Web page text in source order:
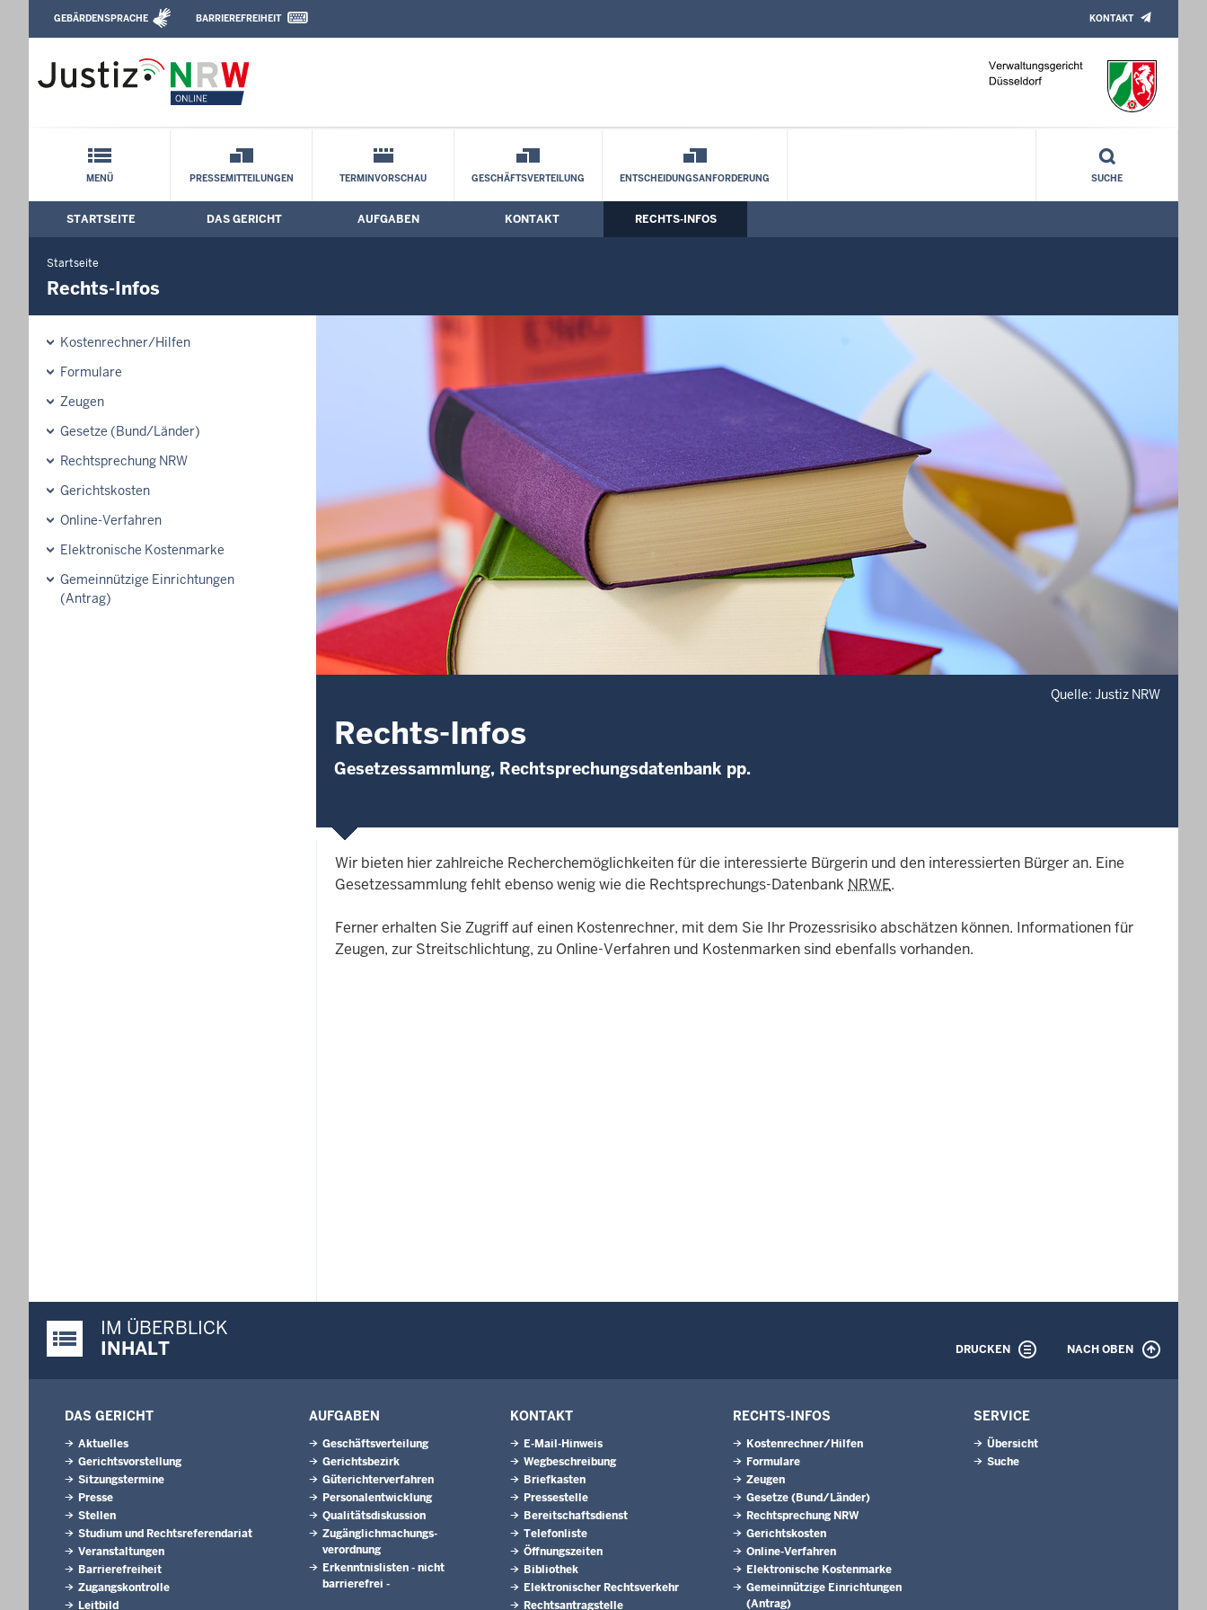
Verwaltungsgericht Düsseldorf: Rechts-Infos
Direkt zum Inhalt
Leichte Sprache, Gebärdensprachenvideo und Kontaktformular
GEBÄRDENSPRACHE BARRIEREFREIHEIT KONTAKT
Schnellnavigation mit Volltext-Suche
MENÜ PRESSEMITTEILUNGEN TERMINVORSCHAU GESCHÄFTSVERTEILUNG ENTSCHEIDUNGSANFORDERUNG SUCHE
Hauptmenü: Hauptnavigation
STARTSEITE DAS GERICHT AUFGABEN KONTAKT RECHTS-INFOS
Startseite
Rechts-Infos
Kostenrechner/Hilfen
Formulare
Zeugen
Gesetze (Bund/Länder)
Rechtsprechung NRW
Gerichtskosten
Online-Verfahren
Elektronische Kostenmarke
Gemeinnützige Einrichtungen
(Antrag)
Quelle: Justiz NRW
Rechts-Infos
Gesetzessammlung, Rechtsprechungsdatenbank pp.
Wir bieten hier zahlreiche Recherchemöglichkeiten für die interessierte Bürgerin und den interessierten Bürger an. Eine
Gesetzessammlung fehlt ebenso wenig wie die Rechtsprechungs-Datenbank NRWE.
Ferner erhalten Sie Zugriff auf einen Kostenrechner, mit dem Sie Ihr Prozessrisiko abschätzen können. Informationen für
Zeugen, zur Streitschlichtung, zu Online-Verfahren und Kostenmarken sind ebenfalls vorhanden.
Justiz-Portal im Überblick:
IM ÜBERBLICK
INHALT
DRUCKEN NACH OBEN
DAS GERICHT
Aktuelles
Gerichtsvorstellung
Sitzungstermine
Presse
Stellen
Studium und Rechtsreferendariat
Veranstaltungen
Barrierefreiheit
Zugangskontrolle
Leitbild
AUFGABEN
Geschäftsverteilung
Gerichtsbezirk
Güterichterverfahren
Personalentwicklung
Qualitätsdiskussion
Zugänglichmachungs­
verordnung
Erkenntnislisten - nicht
barrierefrei -
KONTAKT
E-Mail-Hinweis
Wegbeschreibung
Briefkasten
Pressestelle
Bereitschaftsdienst
Telefonliste
Öffnungszeiten
Bibliothek
Elektronischer Rechtsverkehr
Rechtsantragstelle
RECHTS-INFOS
Kostenrechner/Hilfen
Formulare
Zeugen
Gesetze (Bund/Länder)
Rechtsprechung NRW
Gerichtskosten
Online-Verfahren
Elektronische Kostenmarke
Gemeinnützige Einrichtungen
(Antrag)
SERVICE
Übersicht
Suche